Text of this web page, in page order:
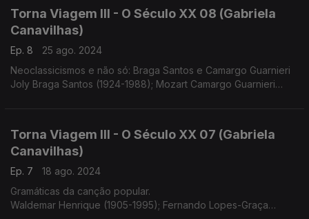
Torna Viagem III - O Século XX 08 (Gabriela
Canavilhas)
Ep. 8
25 ago. 2024
Neoclassicismos e não só: Braga Santos e Camargo Guarnieri
Joly Braga Santos (1924-1988); Mozart Camargo Guarnieri
Torna Viagem III - O Século XX 07 (Gabriela
Canavilhas)
Ep. 7
18 ago. 2024
Gramáticas da canção popular.
Waldemar Henrique (1905-1995); Fernando Lopes-Graça